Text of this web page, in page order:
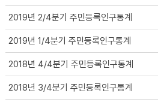
2019년 2/4분기 주민등록인구통계
2019년 1/4분기 주민등록인구통계
2018년 4/4분기 주민등록인구통계
2018년 3/4분기 주민등록인구통계